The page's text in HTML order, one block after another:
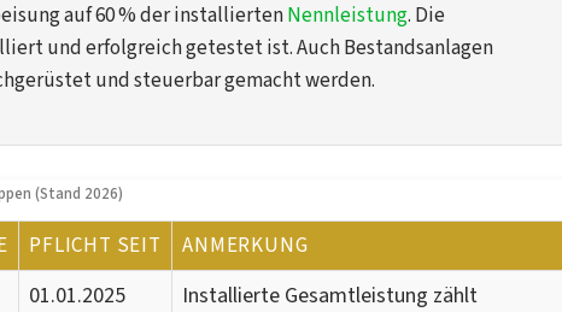
auf 60 % der installiertenNennleistung. Die
und erfolgreich getestet ist. Auch Bestandsanlagen
und steuerbar gemacht werden.
(Stand 2026)
PFLICHT SEIT ANMERKUNG
01.01.2025 Installierte Gesamtleistung zählt